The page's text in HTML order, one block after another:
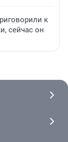
к
сейчас он